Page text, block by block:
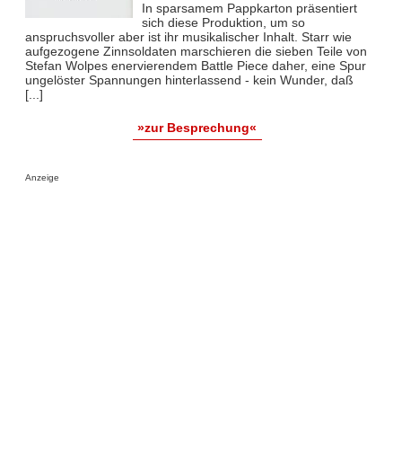
In sparsamem Pappkarton präsentiert
sich diese Produktion, um so
anspruchsvoller aber ist ihr musikalischer Inhalt. Starr wie
aufgezogene Zinnsoldaten marschieren die sieben Teile von
Stefan Wolpes enervierendem Battle Piece daher, eine Spur
ungelöster Spannungen hinterlassend - kein Wunder, daß
[...]
»zur Besprechung«
Anzeige